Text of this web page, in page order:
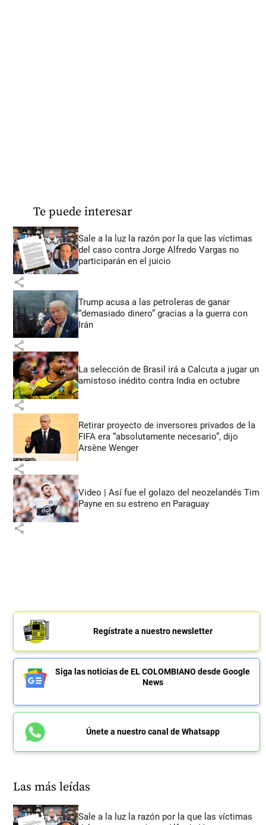
Te puede interesar
Sale a la luz la razón por la que las víctimas
del caso contra Jorge Alfredo Vargas no
participarán en el juicio
share
Trump acusa a las petroleras de ganar
“demasiado dinero” gracias a la guerra con
Irán
share
La selección de Brasil irá a Calcuta a jugar un
amistoso inédito contra India en octubre
share
Retirar proyecto de inversores privados de la
FIFA era “absolutamente necesario”, dijo
Arsène Wenger
share
Video | Así fue el golazo del neozelandés Tim
Payne en su estreno en Paraguay
share
Regístrate a nuestro newsletter
Siga las noticias de EL COLOMBIANO desde Google
News
Únete a nuestro canal de Whatsapp
Las más leídas
Sale a la luz la razón por la que las víctimas